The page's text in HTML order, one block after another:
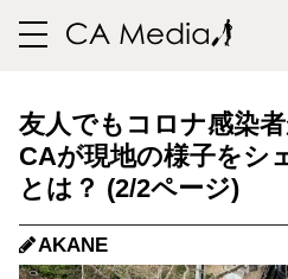
toggle
友人でもコロナ感染
CAが現地の様子をシ
とは？ (2/2ページ)
AKANE